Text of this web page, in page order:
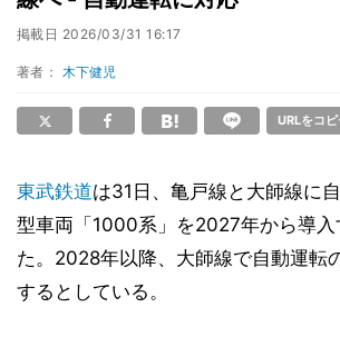
掲載日 2026/03/31 16:17
著者： 木下健児
URLをコ
東武鉄道は31日、亀戸線と大師線に
型車両「1000系」を2027年から導入
た。2028年以降、大師線で自動運転
するとしている。